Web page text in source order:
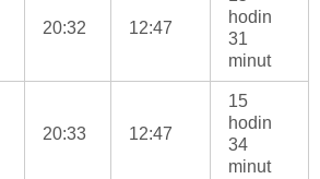
20:32 12:47
hodin
31
minut
20:33 12:47
15
hodin
34
minut